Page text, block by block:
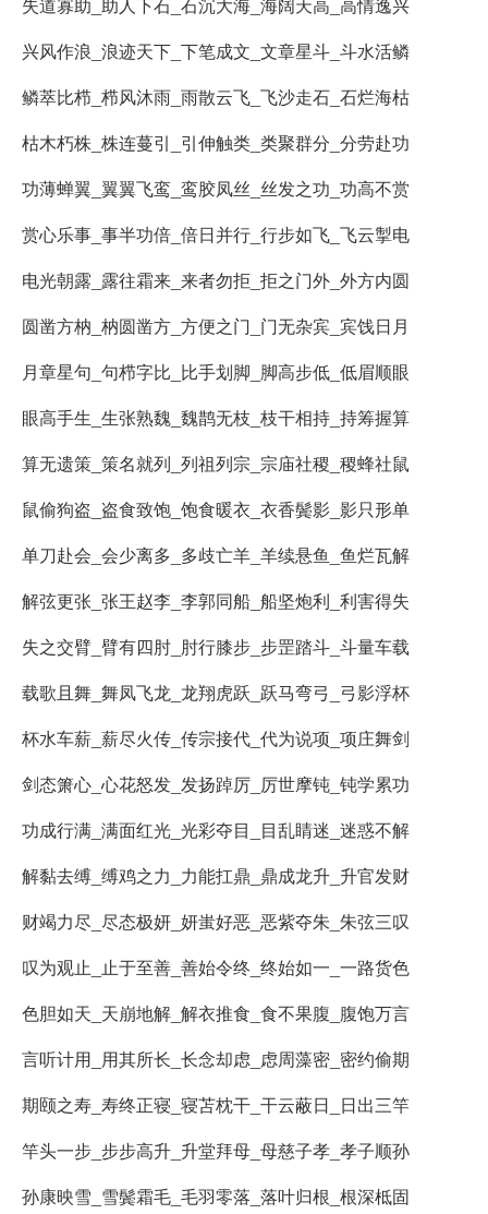
兴风作浪_浪迹天下_下笔成文_文章星斗_斗水活鳞
鳞萃比栉_栉风沐雨_雨散云飞_飞沙走石_石烂海枯
枯木朽株_株连蔓引_引伸触类_类聚群分_分劳赴功
功薄蝉翼_翼翼飞鸾_鸾胶凤丝_丝发之功_功高不赏
赏心乐事_事半功倍_倍日并行_行步如飞_飞云掣电
电光朝露_露往霜来_来者勿拒_拒之门外_外方内圆
圆凿方枘_枘圆凿方_方便之门_门无杂宾_宾饯日月
月章星句_句栉字比_比手划脚_脚高步低_低眉顺眼
眼高手生_生张熟魏_魏鹊无枝_枝干相持_持筹握算
算无遗策_策名就列_列祖列宗_宗庙社稷_稷蜂社鼠
鼠偷狗盗_盗食致饱_饱食暖衣_衣香鬓影_影只形单
单刀赴会_会少离多_多歧亡羊_羊续悬鱼_鱼烂瓦解
解弦更张_张王赵李_李郭同船_船坚炮利_利害得失
失之交臂_臂有四肘_肘行膝步_步罡踏斗_斗量车载
载歌且舞_舞凤飞龙_龙翔虎跃_跃马弯弓_弓影浮杯
杯水车薪_薪尽火传_传宗接代_代为说项_项庄舞剑
剑态箫心_心花怒发_发扬踔厉_厉世摩钝_钝学累功
功成行满_满面红光_光彩夺目_目乱睛迷_迷惑不解
解黏去缚_缚鸡之力_力能扛鼎_鼎成龙升_升官发财
财竭力尽_尽态极妍_妍蚩好恶_恶紫夺朱_朱弦三叹
叹为观止_止于至善_善始令终_终始如一_一路货色
色胆如天_天崩地解_解衣推食_食不果腹_腹饱万言
言听计用_用其所长_长念却虑_虑周藻密_密约偷期
期颐之寿_寿终正寝_寝苫枕干_干云蔽日_日出三竿
竿头一步_步步高升_升堂拜母_母慈子孝_孝子顺孙
孙康映雪_雪鬓霜毛_毛羽零落_落叶归根_根深柢固